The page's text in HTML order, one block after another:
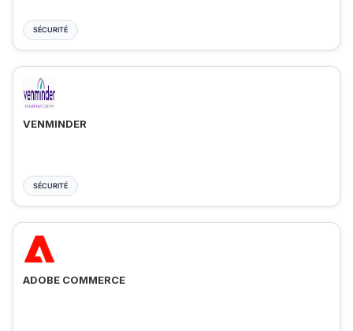
SÉCURITÉ
VENMINDER
SÉCURITÉ
ADOBE COMMERCE